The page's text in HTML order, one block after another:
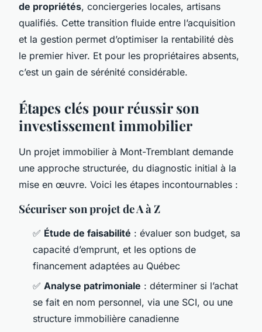
de propriétés, conciergeries locales, artisans
qualifiés. Cette transition fluide entre l’acquisition
et la gestion permet d’optimiser la rentabilité dès
le premier hiver. Et pour les propriétaires absents,
c’est un gain de sérénité considérable.
Étapes clés pour réussir son
investissement immobilier
Un projet immobilier à Mont-Tremblant demande
une approche structurée, du diagnostic initial à la
mise en œuvre. Voici les étapes incontournables :
Sécuriser son projet de A à Z
✅ Étude de faisabilité : évaluer son budget, sa
capacité d’emprunt, et les options de
financement adaptées au Québec
✅ Analyse patrimoniale : déterminer si l’achat
se fait en nom personnel, via une SCI, ou une
structure immobilière canadienne